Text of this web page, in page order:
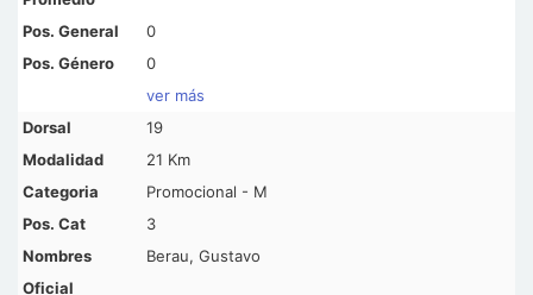
0
0
ver más
19
21 Km
Promocional - M
3
Berau, Gustavo